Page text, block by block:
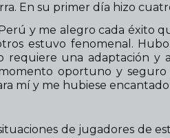
En su primer día hizo
y me alegro cada éxito
estuvo fenomenal.
requiere una adaptación y
oportuno y
mí y me hubiese
de jugadores de